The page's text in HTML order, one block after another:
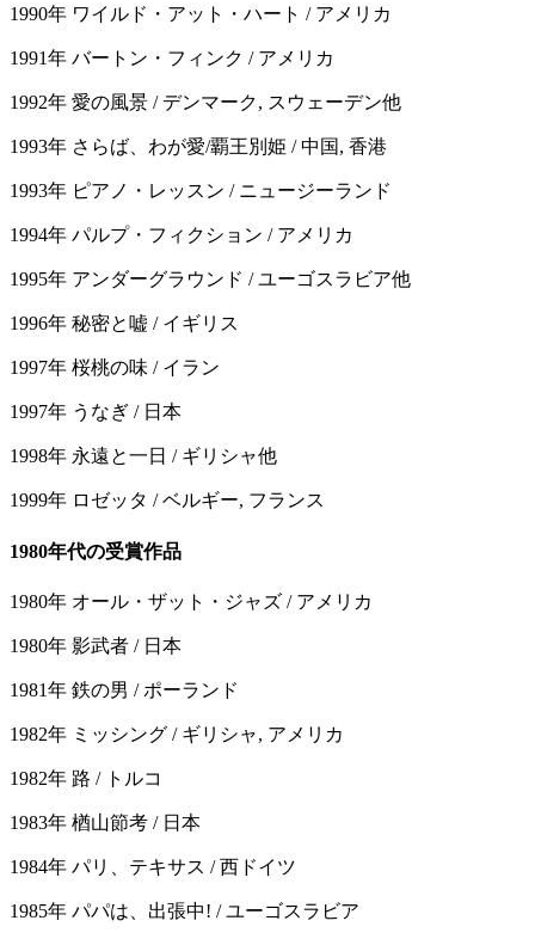
1990年 ワイルド・アット・ハート / アメリカ
1991年 バートン・フィンク / アメリカ
1992年 愛の風景 / デンマーク, スウェーデン他
1993年 さらば、わが愛/覇王別姫 / 中国, 香港
1993年 ピアノ・レッスン / ニュージーランド
1994年 パルプ・フィクション / アメリカ
1995年 アンダーグラウンド / ユーゴスラビア他
1996年 秘密と嘘 / イギリス
1997年 桜桃の味 / イラン
1997年 うなぎ / 日本
1998年 永遠と一日 / ギリシャ他
1999年 ロゼッタ / ベルギー, フランス
1980年代の受賞作品
1980年 オール・ザット・ジャズ / アメリカ
1980年 影武者 / 日本
1981年 鉄の男 / ポーランド
1982年 ミッシング / ギリシャ, アメリカ
1982年 路 / トルコ
1983年 楢山節考 / 日本
1984年 パリ、テキサス / 西ドイツ
1985年 パパは、出張中! / ユーゴスラビア